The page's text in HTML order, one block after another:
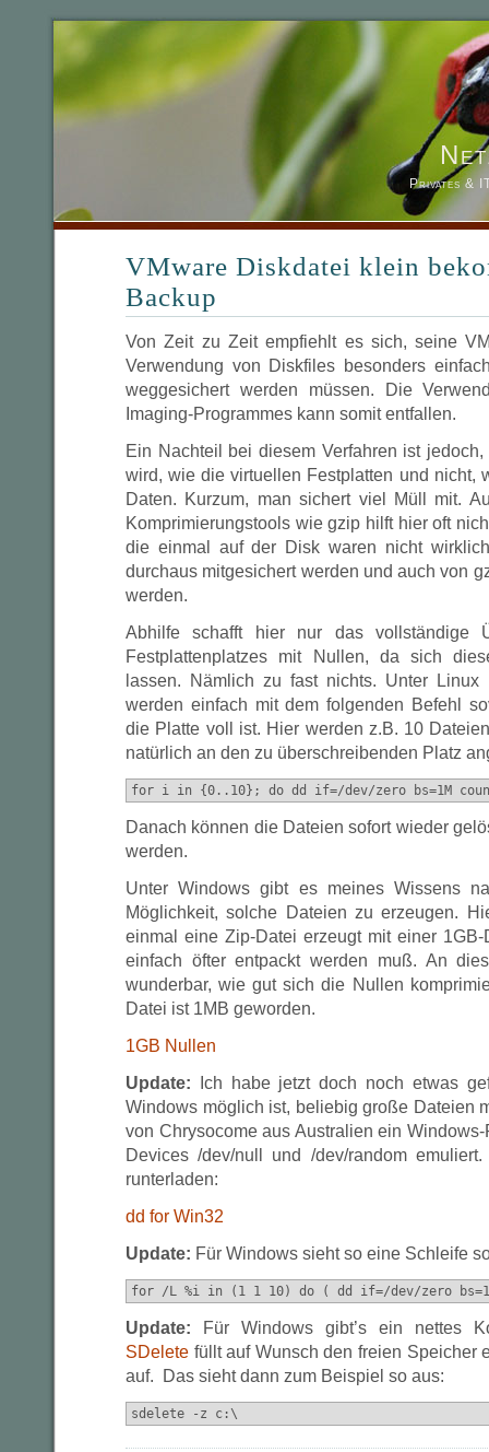
Privates &
VMware Diskdatei klein
Backup
Von Zeit zu Zeit empfiehlt es sich, seine
Verwendung von Diskfiles besonders
weggesichert werden müssen. Die
Imaging-Programmes kann somit entfallen.
Ein Nachteil bei diesem Verfahren ist
wird, wie die virtuellen Festplatten und nicht,
Daten. Kurzum, man sichert viel Müll mit.
Komprimierungstools wie gzip hilft hier oft
die einmal auf der Disk waren nicht
durchaus mitgesichert werden und auch von
werden.
Abhilfe schafft hier nur das vollständige
Festplattenplatzes mit Nullen, da sich
lassen. Nämlich zu fast nichts. Unter
werden einfach mit dem folgenden Befehl
die Platte voll ist. Hier werden z.B. 10
natürlich an den zu überschreibenden Platz
for i in {0..10}; do dd if=/dev/zero bs=1M
Danach können die Dateien sofort wieder
werden.
Unter Windows gibt es meines Wissens
Möglichkeit, solche Dateien zu erzeugen.
einmal eine Zip-Datei erzeugt mit einer
einfach öfter entpackt werden muß. An
wunderbar, wie gut sich die Nullen
Datei ist 1MB geworden.
1GB Nullen
Update:
Ich habe jetzt doch noch etwas
Windows möglich ist, beliebig große Dateien
von Chrysocome aus Australien ein
Devices /dev/null und /dev/random
runterladen:
dd for Win32
Update: Für Windows sieht so eine Schleife
for /L %i in (1 1 10) do ( dd if=/dev/zero
Update: Für Windows gibt’s ein nettes
SDelete füllt auf Wunsch den freien Speicher
auf. Das sieht dann zum Beispiel so aus:
sdelete -z c:\